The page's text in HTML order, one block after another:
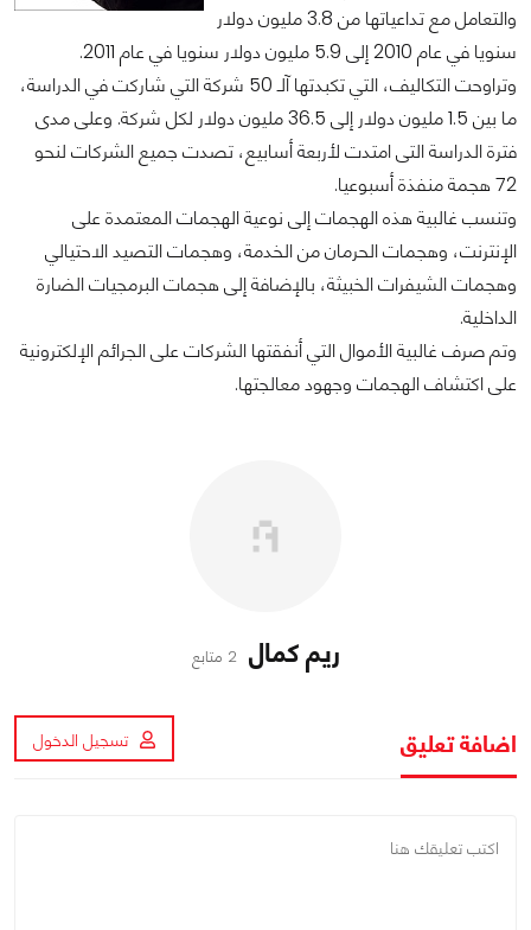
والتعامل مع تداعياتها من 3.8 مليون دولار
سنويا في عام 2010 إلى 5.9 مليون دولار سنويا في عام 2011.
وتراوحت التكاليف، التي تكبدتها آلـ 50 شركة التي شاركت في الدراسة،
ما بين 1.5 مليون دولار إلى 36.5 مليون دولار لكل شركة. وعلى مدى
فترة الدراسة التى امتدت لأربعة أسابيع، تصدت جميع الشركات لنحو
72 هجمة منفذة أسبوعيا.
وتنسب غالبية هذه الهجمات إلى نوعية الهجمات المعتمدة على
الإنترنت، وهجمات الحرمان من الخدمة، وهجمات التصيد الاحتيالي
وهجمات الشيفرات الخبيثة، بالإضافة إلى هجمات البرمجيات الضارة
الداخلية.
وتم صرف غالبية الأموال التي أنفقتها الشركات على الجرائم الإلكترونية
على اكتشاف الهجمات وجهود معالجتها.
ريم كمال 2 متابع
اضافة تعليق تسجيل الدخول